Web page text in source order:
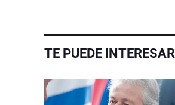
TE PUEDE INTERESAR